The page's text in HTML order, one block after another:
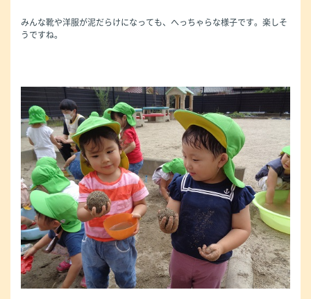
みんな靴や洋服が泥だらけになっても、へっちゃらな様子です。楽しそ
うですね。